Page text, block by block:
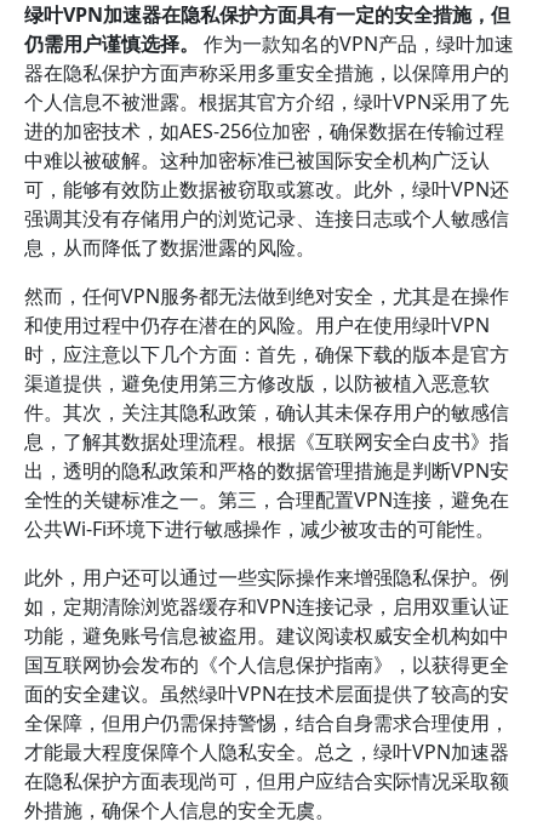
绿叶VPN加速器在隐私保护方面具有一定的安全措施，但
仍需用户谨慎选择。
作为一款知名的VPN产品，绿叶加速
器在隐私保护方面声称采用多重安全措施，以保障用户的
个人信息不被泄露。根据其官方介绍，绿叶VPN采用了先
进的加密技术，如AES-256位加密，确保数据在传输过程
中难以被破解。这种加密标准已被国际安全机构广泛认
可，能够有效防止数据被窃取或篡改。此外，绿叶VPN还
强调其没有存储用户的浏览记录、连接日志或个人敏感信
息，从而降低了数据泄露的风险。
然而，任何VPN服务都无法做到绝对安全，尤其是在操作
和使用过程中仍存在潜在的风险。用户在使用绿叶VPN
时，应注意以下几个方面：首先，确保下载的版本是官方
渠道提供，避免使用第三方修改版，以防被植入恶意软
件。其次，关注其隐私政策，确认其未保存用户的敏感信
息，了解其数据处理流程。根据《互联网安全白皮书》指
出，透明的隐私政策和严格的数据管理措施是判断VPN安
全性的关键标准之一。第三，合理配置VPN连接，避免在
公共Wi-Fi环境下进行敏感操作，减少被攻击的可能性。
此外，用户还可以通过一些实际操作来增强隐私保护。例
如，定期清除浏览器缓存和VPN连接记录，启用双重认证
功能，避免账号信息被盗用。建议阅读权威安全机构如中
国互联网协会发布的《个人信息保护指南》，以获得更全
面的安全建议。虽然绿叶VPN在技术层面提供了较高的安
全保障，但用户仍需保持警惕，结合自身需求合理使用，
才能最大程度保障个人隐私安全。总之，绿叶VPN加速器
在隐私保护方面表现尚可，但用户应结合实际情况采取额
外措施，确保个人信息的安全无虞。